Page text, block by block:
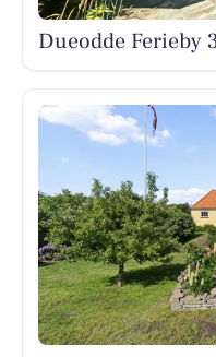
Dueodde Ferieby